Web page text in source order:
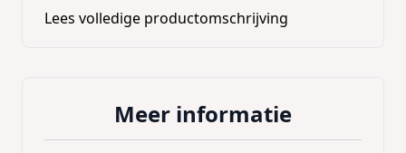
malen sterker
Rondboogvensters vervaardigd uit EXTRA
GRONDFRAME, deze kan naar wens in
gedeelten worden weggelaten bij bv de
Lees volledige productomschrijving
Meer informatie